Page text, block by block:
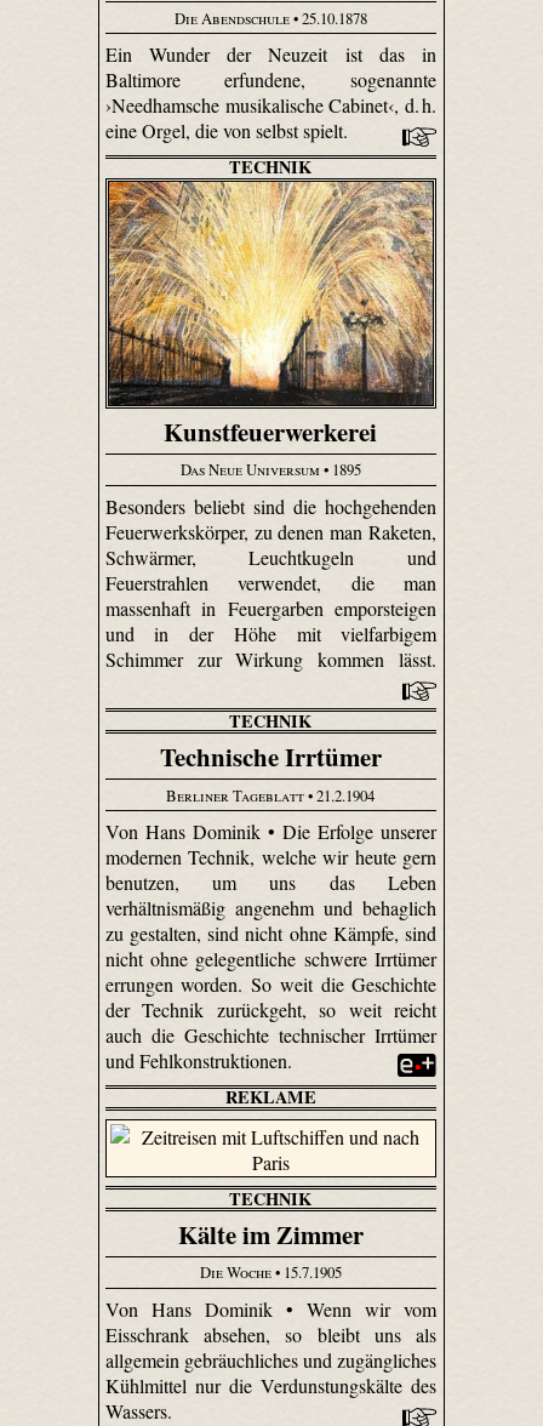
Die Abendschule• 25.10.1878
Ein Wunder der Neuzeit ist das in
Baltimore erfundene, sogenannte
›Needhamsche musikalische Cabinet‹, d. h.
eine Orgel, die von selbst spielt.
TECHNIK
Kunstfeuerwerkerei
Das Neue Universum • 1895
Besonders beliebt sind die hochgehenden
Feuerwerkskörper, zu denen man Raketen,
Schwärmer, Leuchtkugeln und
Feuerstrahlen verwendet, die man
massenhaft in Feuergarben emporsteigen
und in der Höhe mit vielfarbigem
Schimmer zur Wirkung kommen lässt.
TECHNIK
Technische Irrtümer
Berliner Tageblatt• 21.2.1904
Von Hans Dominik • Die Erfolge unserer
modernen Technik, welche wir heute gern
benutzen, um uns das Leben
verhältnismäßig angenehm und behaglich
zu gestalten, sind nicht ohne Kämpfe, sind
nicht ohne gelegentliche schwere Irrtümer
errungen worden. So weit die Geschichte
der Technik zurückgeht, so weit reicht
auch die Geschichte technischer Irrtümer
und Fehlkonstruktionen.
REKLAME
TECHNIK
Kälte im Zimmer
Die Woche• 15.7.1905
Von Hans Dominik • Wenn wir vom
Eisschrank absehen, so bleibt uns als
allgemein gebräuchliches und zugängliches
Kühlmittel nur die Verdunstungskälte des
Wassers.